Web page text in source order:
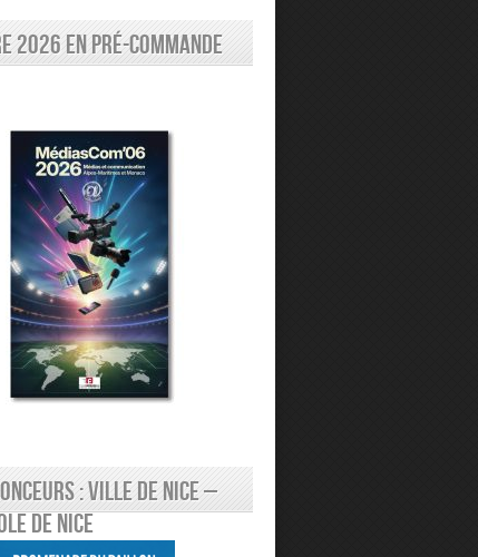
2026 en pré-commande
: Ville de Nice –
de Nice